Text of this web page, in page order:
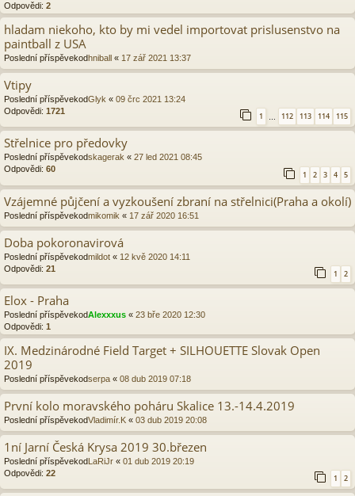
Odpovědi: 2
hladam niekoho, kto by mi vedel importovat prislusenstvo na
paintball z USA
Poslední příspěvekodhniball « 17 zář 2021 13:37
Vtipy
Poslední příspěvekodGlyk « 09 črc 2021 13:24
Odpovědi: 1721
1 … 112 113 114 115
Střelnice pro předovky
Poslední příspěvekodskagerak « 27 led 2021 08:45
Odpovědi: 60
1 2 3 4 5
Vzájemné půjčení a vyzkoušení zbraní na střelnici(Praha a okolí)
Poslední příspěvekodmikomik « 17 zář 2020 16:51
Doba pokoronavirová
Poslední příspěvekodmildot « 12 kvě 2020 14:11
Odpovědi: 21
1 2
Elox - Praha
Poslední příspěvekodAlexxxus « 23 bře 2020 12:30
Odpovědi: 1
IX. Medzinárodné Field Target + SILHOUETTE Slovak Open
2019
Poslední příspěvekodserpa « 08 dub 2019 07:18
První kolo moravského poháru Skalice 13.-14.4.2019
Poslední příspěvekodVladimír.K « 03 dub 2019 20:08
1ní Jarní Česká Krysa 2019 30.březen
Poslední příspěvekodLaRiJr « 01 dub 2019 20:19
Odpovědi: 22
1 2